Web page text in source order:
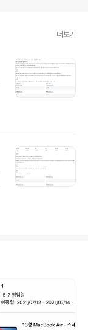
더보기